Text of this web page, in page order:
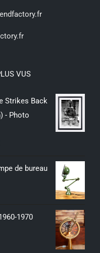
VUS
Strikes Back
- Photo
de bureau
1970